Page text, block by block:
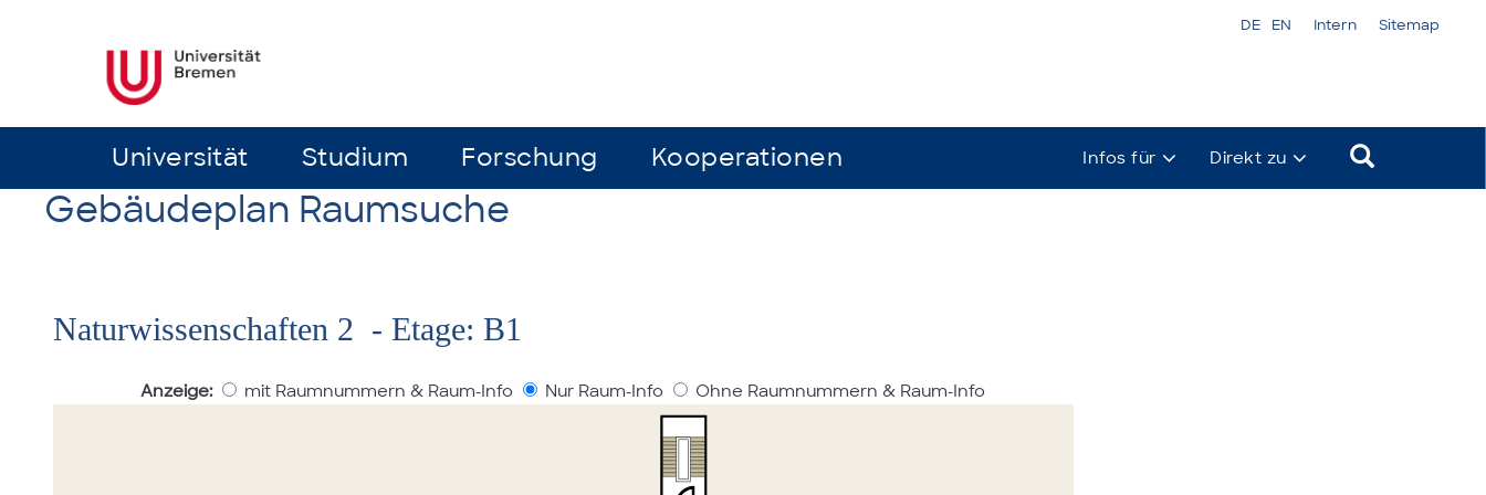
DE EN Intern Sitemap
Universität Studium Forschung Kooperationen
Universität Studium Forschung Kooperationen Direkt zu
Infos für
Gebäudeplan Raumsuche
Naturwissenschaften 2 - Etage: B1
Anzeige: mit Raumnummern & Raum-Info Nur Raum-Info Ohne Raumnummern & Raum-Info